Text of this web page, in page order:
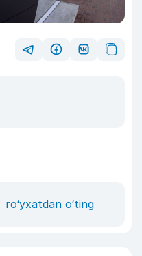
ro‘yxatdan o‘ting